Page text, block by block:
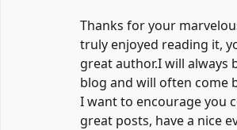
Thanks for your
truly enjoyed reading it,
great author.I will always
blog and will often come
I want to encourage you
great posts, have a nice